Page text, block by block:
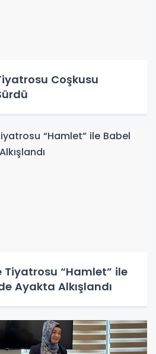
Coşkusu
Tiyatrosu “Hamlet” ile
Ayakta Alkışlandı